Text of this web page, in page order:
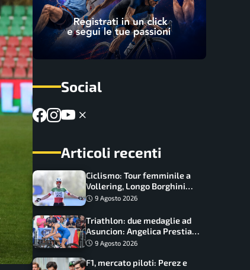
Social
Articoli recenti
Ciclismo: Tour femminile a
Vollering, Longo Borghini
sul podio; Scaroni crolla in
9 Agosto 2026
Triathlon: due medaglie ad
Asuncion: Angelica Prestia e
Beatrice Mallozzi sul podio
9 Agosto 2026
F1, mercato piloti: Perez e